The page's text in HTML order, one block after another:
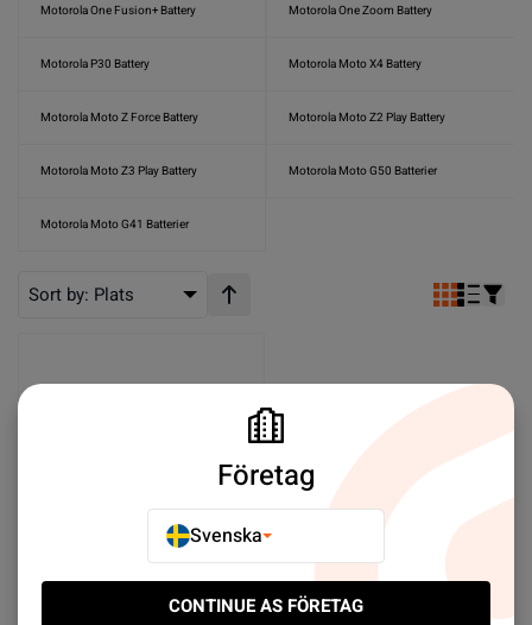
Motorola One Fusion+ Battery Motorola One Zoom Battery
Motorola P30 Battery Motorola Moto X4 Battery
Motorola Moto Z Force Battery Motorola Moto Z2 Play Battery
Motorola Moto Z3 Play Battery Motorola Moto G50 Batterier
Motorola Moto G41 Batterier
Sort by: Plats Stigande ordning
Batteri till Motorola Edge
Företag
Svenska
CONTINUE AS FÖRETAG